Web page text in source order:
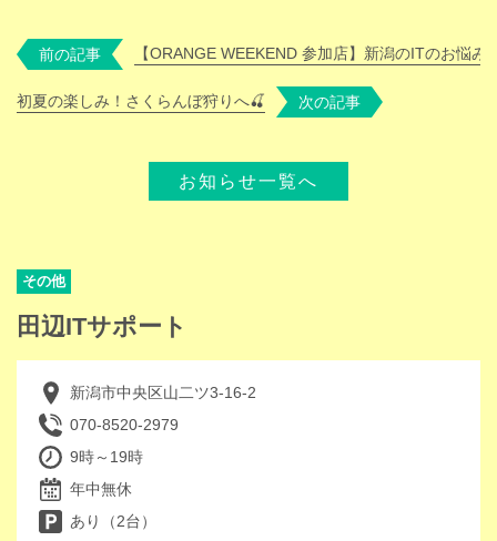
前の記事 【ORANGE WEEKEND 参加店】新潟のITのお悩
初夏の楽しみ！さくらんぼ狩りへ🍒 次の記事
お知らせ一覧へ
その他
田辺ITサポート
新潟市中央区山二ツ3-16-2
070-8520-2979
9時～19時
年中無休
あり（2台）